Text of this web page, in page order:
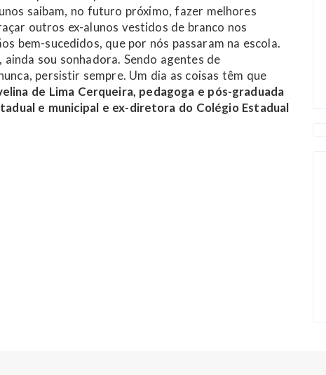
saibam, no futuro próximo, fazer melhores
outros ex-alunos vestidos de branco nos
bem-sucedidos, que por nós passaram na escola.
sou sonhadora. Sendo agentes de
persistir sempre. Um dia as coisas têm que
de Lima Cerqueira, pedagoga e pós-graduada
e municipal e ex-diretora do Colégio Estadual